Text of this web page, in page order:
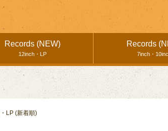
Records (NEW)
12inch・LP
Records
7inch・
LP (新着順)